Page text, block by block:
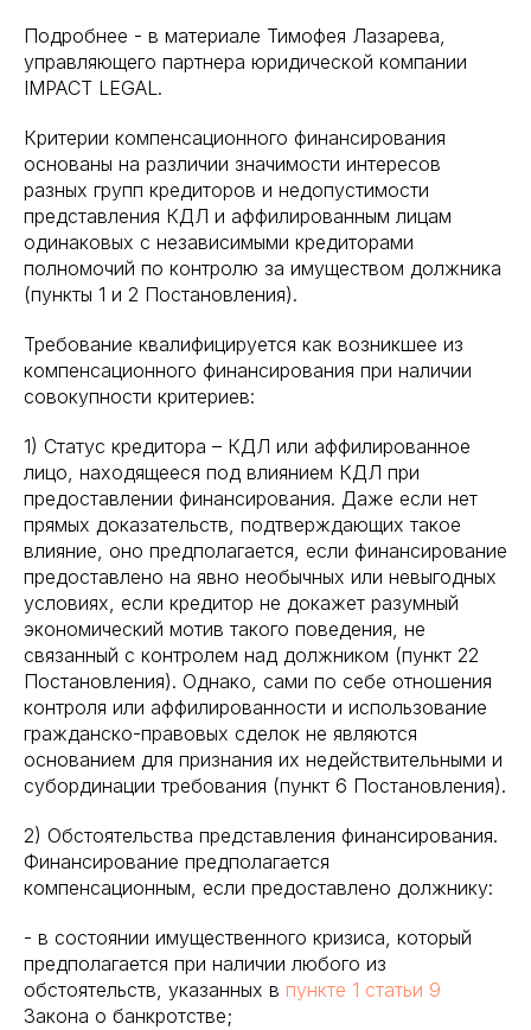
Подробнее - в материале Тимофея Лазарева,
управляющего партнера юридической компании
IMPACT LEGAL.
Критерии компенсационного финансирования
основаны на различии значимости интересов
разных групп кредиторов и недопустимости
представления КДЛ и аффилированным лицам
одинаковых с независимыми кредиторами
полномочий по контролю за имуществом должника
(пункты 1 и 2 Постановления).
Требование квалифицируется как возникшее из
компенсационного финансирования при наличии
совокупности критериев:
1) Статус кредитора – КДЛ или аффилированное
лицо, находящееся под влиянием КДЛ при
предоставлении финансирования. Даже если нет
прямых доказательств, подтверждающих такое
влияние, оно предполагается, если финансирование
предоставлено на явно необычных или невыгодных
условиях, если кредитор не докажет разумный
экономический мотив такого поведения, не
связанный с контролем над должником (пункт 22
Постановления). Однако, сами по себе отношения
контроля или аффилированности и использование
гражданско-правовых сделок не являются
основанием для признания их недействительными и
субординации требования (пункт 6 Постановления).
2) Обстоятельства представления финансирования.
Финансирование предполагается
компенсационным, если предоставлено должнику:
- в состоянии имущественного кризиса, который
предполагается при наличии любого из
обстоятельств, указанных в пункте 1 статьи 9
Закона о банкротстве;